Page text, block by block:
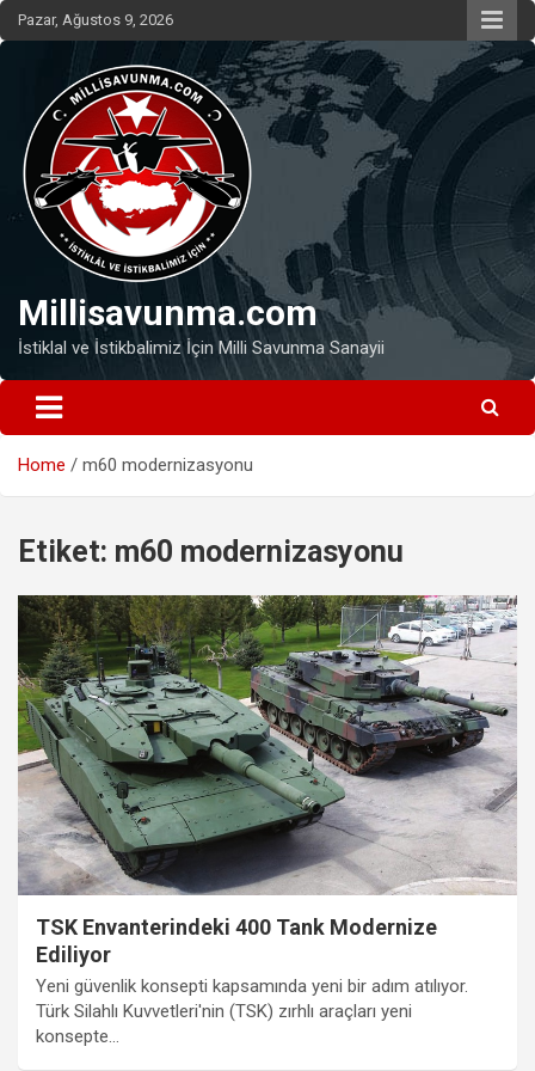
Skip
to
Pazar, Ağustos 9, 2026
Millisavunma.com
İstiklal ve İstikbalimiz İçin Milli Savunma Sanayii
Home m60 modernizasyonu
Etiket: m60 modernizasyonu
TSK Envanterindeki 400 Tank Modernize
Ediliyor
Yeni güvenlik konsepti kapsamında yeni bir adım atılıyor.
Türk Silahlı Kuvvetleri'nin (TSK) zırhlı araçları yeni
konsepte…